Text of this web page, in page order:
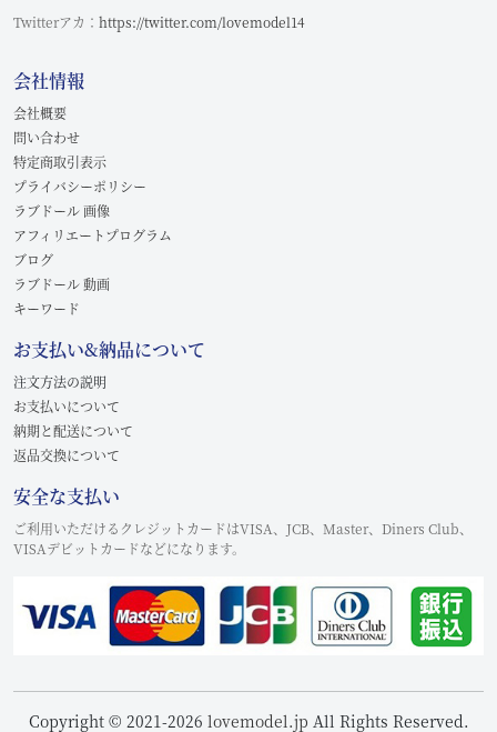
Twitterアカ： https://twitter.com/lovemodel14
会社情報
会社概要
問い合わせ
特定商取引表示
プライバシーポリシー
ラブドール 画像
アフィリエートプログラム
ブログ
ラブドール 動画
キーワード
お支払い&納品について
注文方法の説明
お支払いについて
納期と配送について
返品交換について
安全な支払い
ご利用いただけるクレジットカードはVISA、JCB、Master、Diners Club、
VISAデビットカードなどになります。
Copyright © 2021-2026 lovemodel.jp All Rights Reserved.